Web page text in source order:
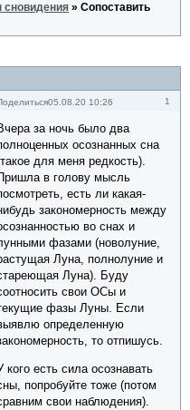
сновидения »Сопоставить
1
05.08.20 10:26
за ночь было два
осознанных сна
для меня редкость).
в голову мысль
есть ли какая-
закономерность между
во снах и
фазами (новолуние,
Луна, полнолуние и
Луна). Буду
свои ОСы и
фазы Луны. Если
определенную
то отпишусь.
кого есть сила осознавать
попробуйте тоже (потом
свои наблюдения).